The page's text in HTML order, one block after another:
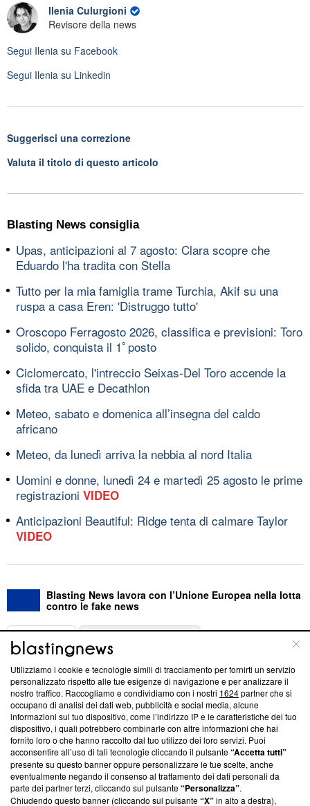
Ilenia Culurgioni
Revisore della news
Segui Ilenia su Facebook
Segui Ilenia su Linkedin
Suggerisci una correzione
Valuta il titolo di questo articolo
Blasting News consiglia
Upas, anticipazioni al 7 agosto: Clara scopre che
Eduardo l'ha tradita con Stella
Tutto per la mia famiglia trame Turchia, Akif su una
ruspa a casa Eren: 'Distruggo tutto'
Oroscopo Ferragosto 2026, classifica e previsioni: Toro
solido, conquista il 1ﾟposto
Ciclomercato, l'intreccio Seixas-Del Toro accende la
sfida tra UAE e Decathlon
Meteo, sabato e domenica all’insegna del caldo
africano
Meteo, da lunedì arriva la nebbia al nord Italia
Uomini e donne, lunedì 24 e martedì 25 agosto le prime
registrazioni VIDEO
Anticipazioni Beautiful: Ridge tenta di calmare Taylor
VIDEO
Blasting News lavora con l’Unione Europea nella lotta
contro le fake news
ABOUT
Questa sezione offre informazioni trasparenti su Blasting
News, sui nostri processi editoriali e su come ci impegniamo a
creare news di qualità. Inoltre, afferma la nostra aderenza a
‘Trust Project - News with Integrity’Blasting News non è
ancora membro del programma, ma ha richiesto di farne
parte; Trust Project non ha ancora effettuato una verifica di
conformità agli standard.
Su di noi
Utilizziamo i cookie e tecnologie simili di tracciamento per fornirti un servizio
personalizzato rispetto alle tue esigenze di navigazione e per analizzare il
nostro traffico. Raccogliamo e condividiamo con i nostri 1624partner che si
occupano di analisi dei dati web, pubblicità e social media, alcune
informazioni sul tuo dispositivo, come l’indirizzo IP e le caratteristiche del tuo
dispositivo, i quali potrebbero combinarle con altre informazioni che hai
fornito loro o che hanno raccolto dal tuo utilizzo dei loro servizi. Puoi
acconsentire all’uso di tali tecnologie cliccando il pulsante“Accetta tutti”
presente su questo banner oppure personalizzare le tue scelte, anche
eventualmente negando il consenso al trattamento dei dati personali da
parte dei partner terzi, cliccando sul pulsante“Personalizza”.
Chiudendo questo banner (cliccando sul pulsante“X”in alto a destra),